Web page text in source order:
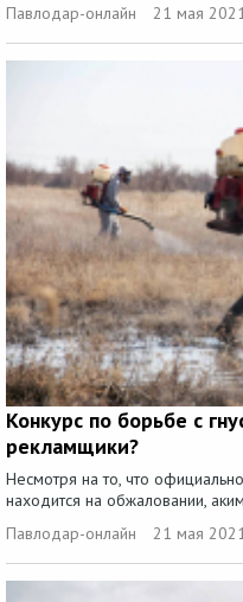
Павлодар-онлайн
21 мая
Конкурс по борьбе с
рекламщики?
Несмотря на то, что
находится на обжаловании,
Павлодар-онлайн
21 мая